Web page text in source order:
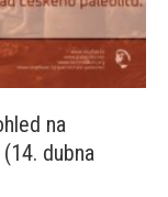
na
dubna